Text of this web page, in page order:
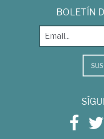
BOLETÍN